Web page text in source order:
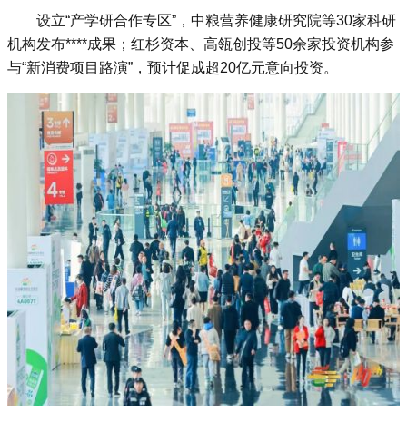
设立“产学研合作专区”，中粮营养健康研究院等30家科研
机构发布****成果；红杉资本、高瓴创投等50余家投资机构参
与“新消费项目路演”，预计促成超20亿元意向投资‌。